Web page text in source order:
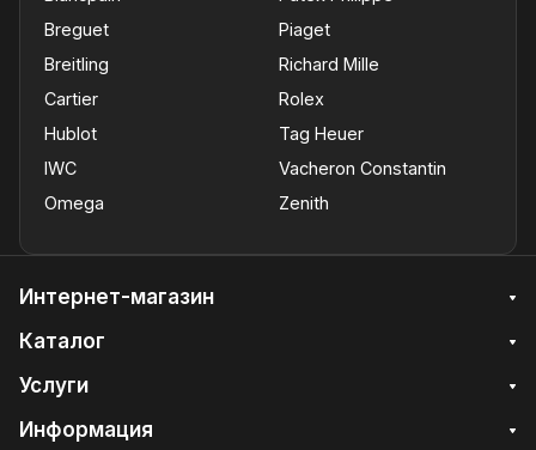
Breguet
Breitling
Cartier
Hublot
IWC
Omega
Piaget
Richard Mille
Rolex
Tag Heuer
Vacheron Constantin
Zenith
Интернет-магазин
Каталог
Услуги
Информация